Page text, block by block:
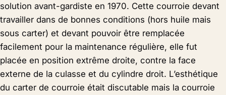
solution avant-gardiste en 1970. Cette courroie devant
travailler dans de bonnes conditions (hors huile mais
sous carter) et devant pouvoir être remplacée
facilement pour la maintenance régulière, elle fut
placée en position extrême droite, contre la face
externe de la culasse et du cylindre droit. L’esthétique
du carter de courroie était discutable mais la courroie